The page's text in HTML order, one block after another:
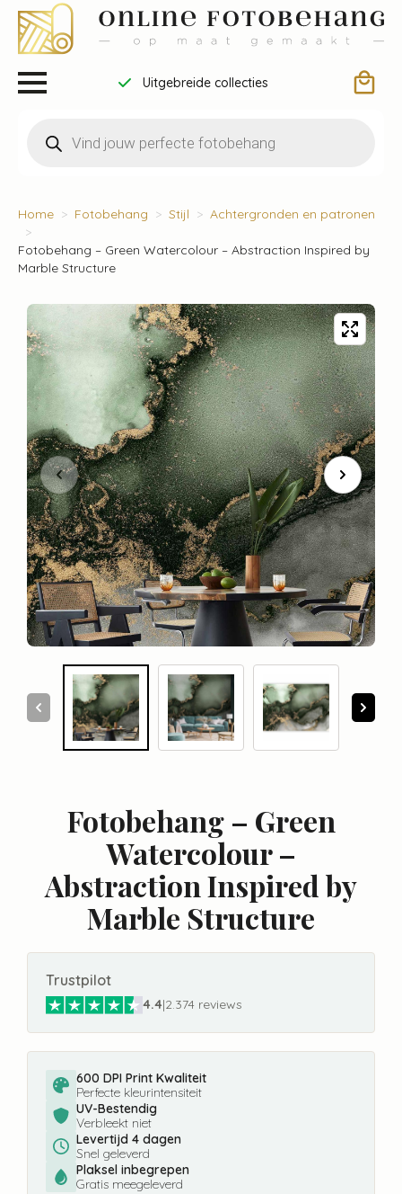
Uitgebreide collecties
zoeken
Home Fotobehang Stijl Achtergronden en patronen
Fotobehang – Green Watercolour – Abstraction Inspired by
Marble Structure
Fotobehang – Green
Watercolour –
Abstraction Inspired by
Marble Structure
Trustpilot
4.4|2.374 reviews
600 DPI Print Kwaliteit
Perfecte kleurintensiteit
UV-Bestendig
Verbleekt niet
Levertijd 4 dagen
Snel geleverd
Plaksel inbegrepen
Gratis meegeleverd